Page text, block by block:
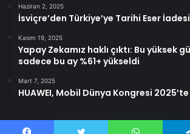
Haziran 2, 2025
İsviçre’den Türkiye’ye Tarihi Eser İadesi
Kasım 19, 2025
Yapay Zekamız haklı çıktı: Bu yüksek
sadece bu ay %61+ yükseldi
Mart 7, 2025
HUAWEI, Mobil Dünya Kongresi